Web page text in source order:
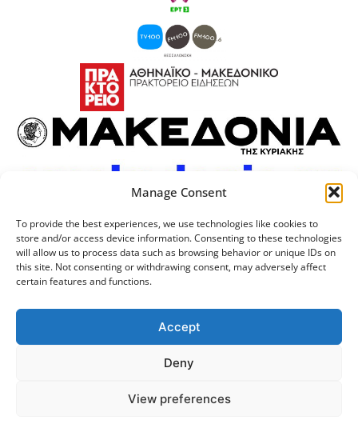
Manage Consent
To provide the best experiences, we use technologies like cookies to
store and/or access device information. Consenting to these technologies
will allow us to process data such as browsing behavior or unique IDs on
this site. Not consenting or withdrawing consent, may adversely affect
certain features and functions.
Accept
Deny
View preferences
Προσωπικά Δεδομένα
Λογότυπος
Πανεπιστήμιο Θεσσαλονίκης
Διακυβέρνησης ΑΠΘ